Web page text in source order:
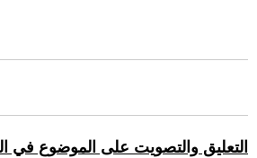
التعليق والتصويت على الموضوع في